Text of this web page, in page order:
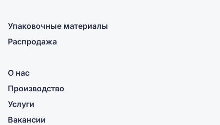
Упаковочные материалы
Распродажа
О нас
Производство
Услуги
Вакансии